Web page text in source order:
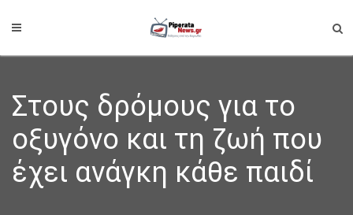
Στους δρόμους για το
οξυγόνο και τη ζωή που
έχει ανάγκη κάθε παιδί